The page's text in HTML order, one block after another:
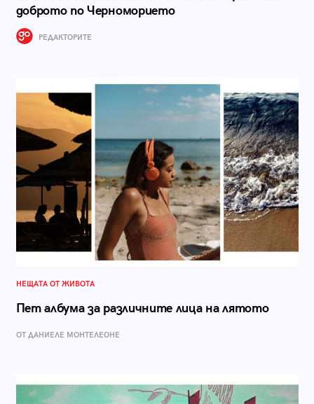
доброто по Черноморието
РЕДАКТОРИТЕ
НЕЩАТА ОТ ЖИВОТА
Пет албума за различните лица на лятото
ОТ ДАНИЕЛЕ МОНТЕЛЕОНЕ